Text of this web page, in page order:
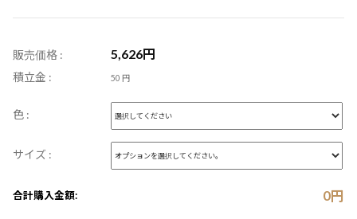
販売価格 : 5,626円
積立金 : 50 円
色 :
サイズ :
合計購入金額: 0円